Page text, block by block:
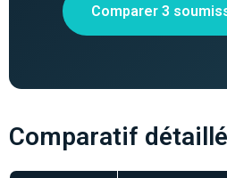
Comparer 3
Comparatif détaillé